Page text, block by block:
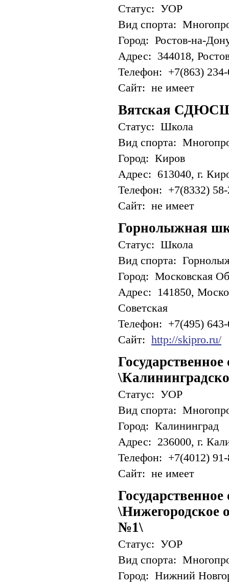
Статус: УОР
Вид спорта:
Город: Ростов-на-
Адрес: 344018,
Телефон: +7(863)
Сайт: не имеет
Вятская
Статус: Школа
Вид спорта:
Город: Киров
Адрес: 613040, г.
Телефон: +7(8332)
Сайт: не имеет
Горнолыжная
Статус: Школа
Вид спорта:
Город: Московская
Адрес: 141850,
Советская
Телефон: +7(495)
Сайт: http://skipro.ru/
Статус: УОР
Вид спорта:
Город: Калининград
Адрес: 236000, г.
Телефон: +7(4012)
Сайт: не имеет
\Нижегородское
№1\
Статус: УОР
Вид спорта:
Город: Нижний